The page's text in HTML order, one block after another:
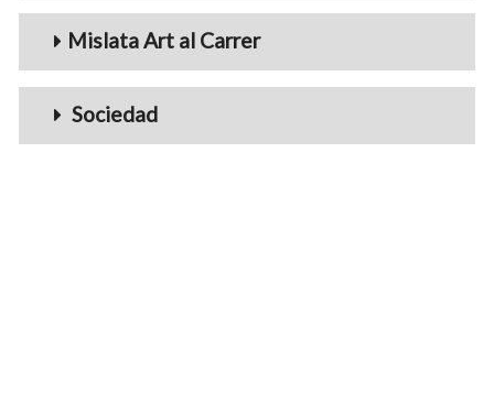
Mislata Art al Carrer
Sociedad